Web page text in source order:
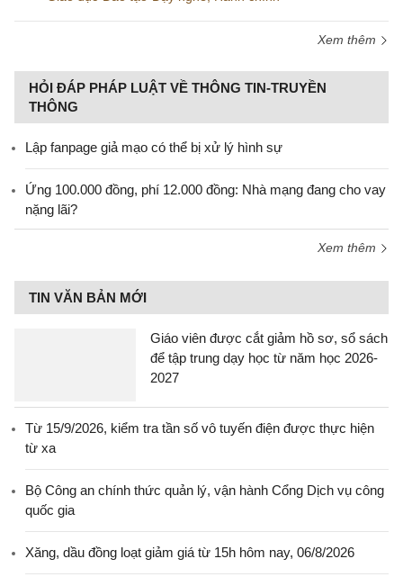
Xem thêm
HỎI ĐÁP PHÁP LUẬT VỀ THÔNG TIN-TRUYỀN
THÔNG
Lập fanpage giả mạo có thể bị xử lý hình sự
Ứng 100.000 đồng, phí 12.000 đồng: Nhà mạng đang cho vay
nặng lãi?
Xem thêm
TIN VĂN BẢN MỚI
Giáo viên được cắt giảm hồ sơ, sổ sách
để tập trung dạy học từ năm học 2026-
2027
Từ 15/9/2026, kiểm tra tần số vô tuyến điện được thực hiện
từ xa
Bộ Công an chính thức quản lý, vận hành Cổng Dịch vụ công
quốc gia
Xăng, dầu đồng loạt giảm giá từ 15h hôm nay, 06/8/2026